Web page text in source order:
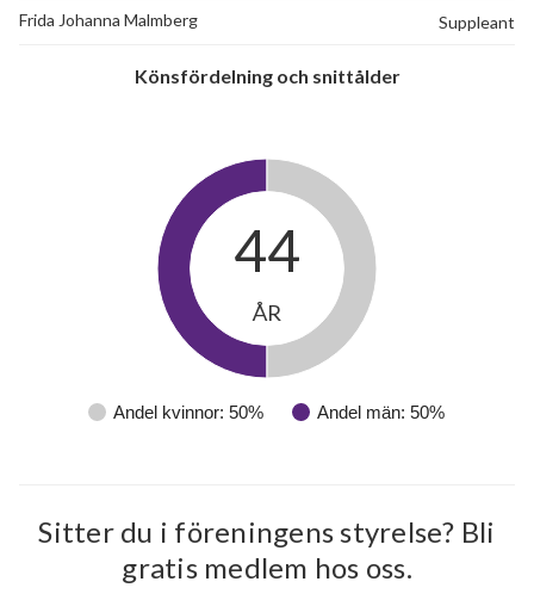
36
lägenheter
Frida Johanna Malmberg Suppleant
Könsfördelning och snittålder
Andel kvinnor: 50% Andel män: 50%
44
ÅR
Sitter du i föreningens styrelse? Bli
gratis medlem hos oss.